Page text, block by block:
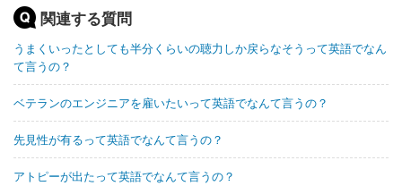
関連する質問
うまくいったとしても半分くらいの聴力しか戻らなそうって英語でなん
て言うの？
ベテランのエンジニアを雇いたいって英語でなんて言うの？
先見性が有るって英語でなんて言うの？
アトピーが出たって英語でなんて言うの？